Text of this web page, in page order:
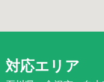
対応エリア